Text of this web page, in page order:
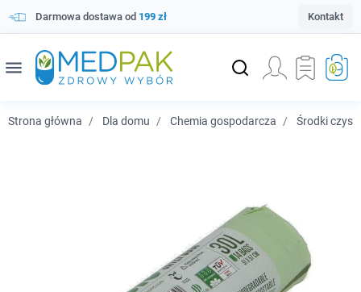
Darmowa dostawa od 199 zł Kontakt
menu
Strona główna Dla domu Chemia gospodarcza Środki